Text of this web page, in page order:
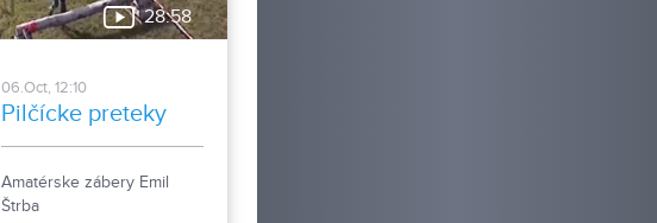
28:58
06.Oct, 12:10
Pilčícke preteky
Amatérske zábery Emil
Štrba